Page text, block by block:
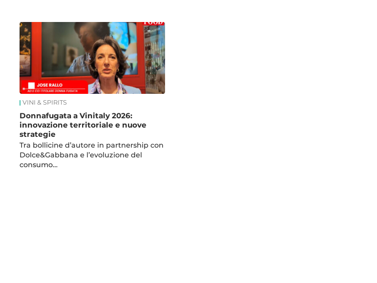
News
VINI & SPIRITS
Donnafugata a Vinitaly 2026:
innovazione territoriale e nuove
strategie
Tra bollicine d’autore in partnership con
Dolce&Gabbana e l’evoluzione del
consumo…